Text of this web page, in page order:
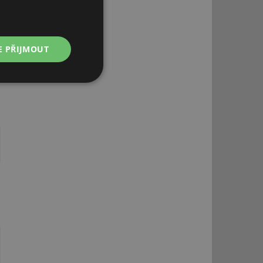
PŘIJMOUT
Nezařazené
účtu. Webové